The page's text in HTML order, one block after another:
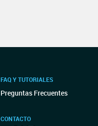
FAQ Y TUTORIALES
Preguntas Frecuentes
CONTACTO